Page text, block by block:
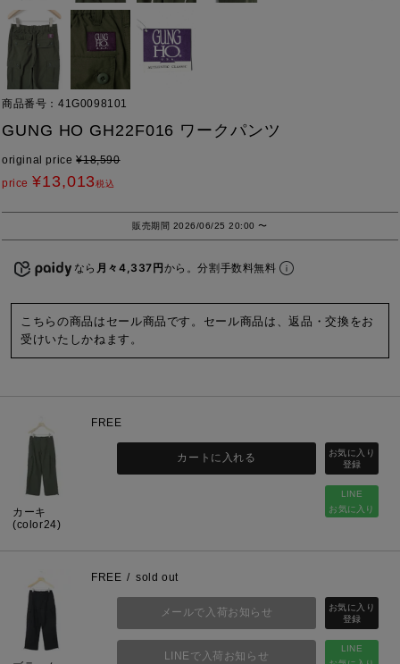
商品番号 41G0098101
GUNG HO GH22F016 ワークパンツ
original price ¥18,590
price ¥13,013税込
販売期間 2026/06/25 20:00〜
なら 月々4,337円から。分割手数料無料
こちらの商品はセール商品です。セール商品は、返品・交換をお
受けいたしかねます。
カーキ
(color24)
FREE
LINE
お気に入り
カートに入れる
FREE sold out
LINE
メールで入荷お知らせ
LINEで入荷お知らせ